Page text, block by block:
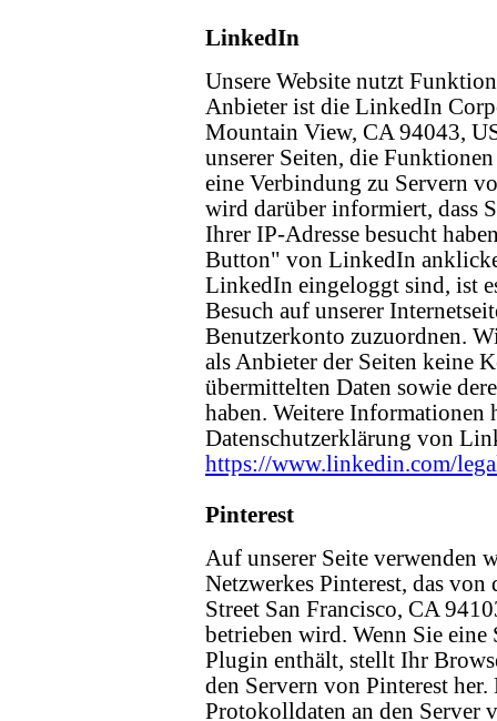
LinkedIn
Unsere Website nutzt
Anbieter ist die LinkedIn
Mountain View, CA 94043,
unserer Seiten, die
eine Verbindung zu Servern
wird darüber informiert, dass
Ihrer IP-Adresse besucht
Button" von LinkedIn
LinkedIn eingeloggt sind, ist
Besuch auf unserer
Benutzerkonto zuzuordnen.
als Anbieter der Seiten keine
übermittelten Daten sowie
haben. Weitere Informationen
Datenschutzerklärung von
https://www.linkedin.com/
Pinterest
Auf unserer Seite verwenden
Netzwerkes Pinterest, das
Street San Francisco, CA
betrieben wird. Wenn Sie eine
Plugin enthält, stellt Ihr
den Servern von Pinterest
Protokolldaten an den Server